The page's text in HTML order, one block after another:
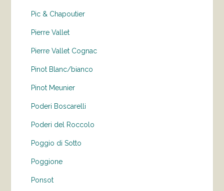
Pic & Chapoutier
Pierre Vallet
Pierre Vallet Cognac
Pinot Blanc/bianco
Pinot Meunier
Poderi Boscarelli
Poderi del Roccolo
Poggio di Sotto
Poggione
Ponsot